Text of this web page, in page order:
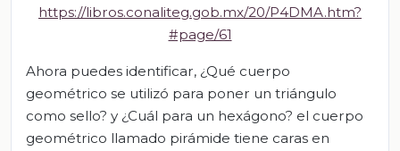
https://libros.conaliteg.gob.mx/20/P4DMA.htm?
#page/61
Ahora puedes identificar, ¿Qué cuerpo
geométrico se utilizó para poner un triángulo
como sello? y ¿Cuál para un hexágono? el cuerpo
geométrico llamado pirámide tiene caras en